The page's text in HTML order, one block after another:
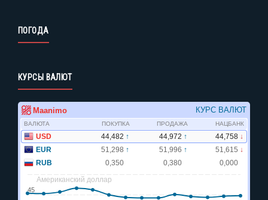
ПОГОДА
КУРСЫ ВАЛЮТ